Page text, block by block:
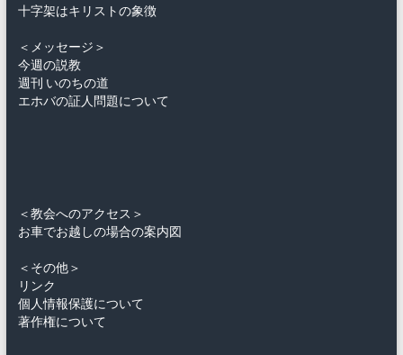
十字架はキリストの象徴
＜メッセージ＞
今週の説教
週刊 いのちの道
エホバの証人問題について
＜教会へのアクセス＞
お車でお越しの場合の案内図
＜その他＞
リンク
個人情報保護について
著作権について